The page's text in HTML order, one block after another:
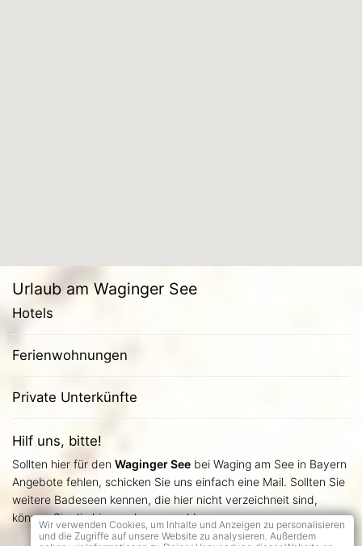
Wir verwenden Cookies, um Inhalte und Anzeigen zu personalisieren
und die Zugriffe auf unsere Website zu analysieren. Außerdem
Urlaub am Waginger See
Hotels
Ferienwohnungen
Private Unterkünfte
Hilf uns, bitte!
Sollten hier für den Waginger See bei Waging am See in Bayern
Angebote fehlen, schicken Sie uns einfach eine Mail. Sollten Sie
weitere Badeseen kennen, die hier nicht verzeichneit sind,
können Sie die hier auch gern melden.